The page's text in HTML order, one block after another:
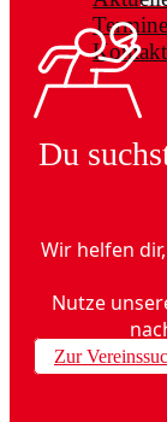
Termine
Kontakt
Du
Wir helfen
Nutze
Zur